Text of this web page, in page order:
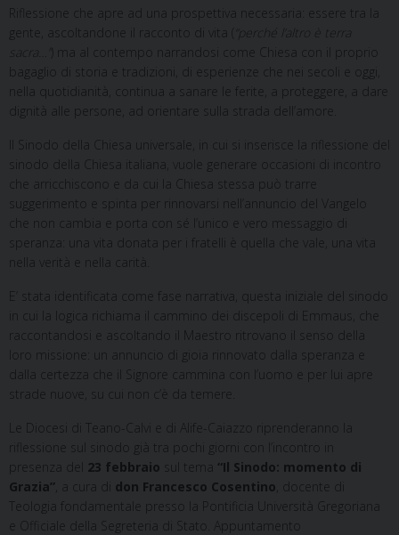
Riflessione che apre ad una prospettiva necessaria: essere tra la
gente, ascoltandone il racconto di vita (
) ma al contempo narrandosi come Chiesa con il proprio
bagaglio di storia e tradizioni, di esperienze che nei secoli e oggi,
nella quotidianità, continua a sanare le ferite, a proteggere, a dare
dignità alle persone, ad orientare sulla strada dell’amore.
Il Sinodo della Chiesa universale, in cui si inserisce la riflessione del
sinodo della Chiesa italiana, vuole generare occasioni di incontro
che arricchiscono e da cui la Chiesa stessa può trarre
suggerimento e spinta per rinnovarsi nell’annuncio del Vangelo
che non cambia e porta con sé l’unico e vero messaggio di
speranza: una vita donata per i fratelli è quella che vale, una vita
nella verità e nella carità.
E’ stata identificata come fase narrativa, questa iniziale del sinodo
in cui la logica richiama il cammino dei discepoli di Emmaus, che
raccontandosi e ascoltando il Maestro ritrovano il senso della
loro missione: un annuncio di gioia rinnovato dalla speranza e
dalla certezza che il Signore cammina con l’uomo e per lui apre
strade nuove, su cui non c’è da temere.
Le Diocesi di Teano-Calvi e di Alife-Caiazzo riprenderanno la
riflessione sul sinodo già tra pochi giorni con l’incontro in
presenza del
23 febbraio sul tema “Il Sinodo: momento di
Grazia” , a cura di don Francesco Cosentino , docente di
Teologia fondamentale presso la Pontificia Università Gregoriana
e Officiale della Segreteria di Stato. Appuntamento